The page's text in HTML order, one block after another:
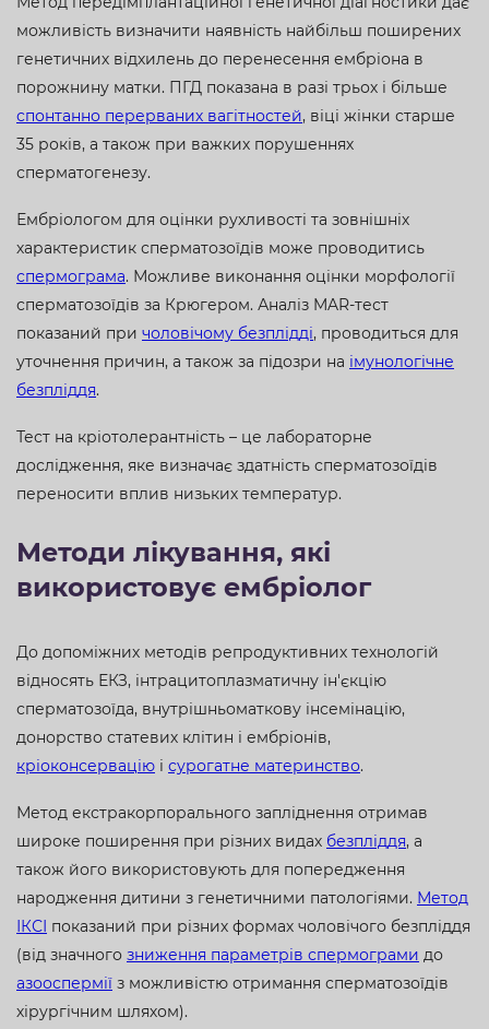
можливість визначити наявність найбільш поширених
генетичних відхилень до перенесення ембріона в
порожнину матки. ПГД показана в разі трьох і більше
спонтанно перерваних вагітностей, віці жінки старше
35 років, а також при важких порушеннях
сперматогенезу.
Ембріологом для оцінки рухливості та зовнішніх
характеристик сперматозоїдів може проводитись
спермограма. Можливе виконання оцінки морфології
сперматозоїдів за Крюгером. Аналіз MAR-тест
показаний при чоловічому безплідді, проводиться для
уточнення причин, а також за підозри на імунологічне
безпліддя.
Тест на кріотолерантність – це лабораторне
дослідження, яке визначає здатність сперматозоїдів
переносити вплив низьких температур.
Методи лікування, які
використовує ембріолог
До допоміжних методів репродуктивних технологій
відносять ЕКЗ, інтрацитоплазматичну ін'єкцію
сперматозоїда, внутрішньоматкову інсемінацію,
донорство статевих клітин і ембріонів,
кріоконсервацію і сурогатне материнство.
Метод екстракорпорального запліднення отримав
широке поширення при різних видах безпліддя, а
також його використовують для попередження
народження дитини з генетичними патологіями. Метод
ІКСІ показаний при різних формах чоловічого безпліддя
(від значного зниження параметрів спермограми до
азооспермії з можливістю отримання сперматозоїдів
хірургічним шляхом).